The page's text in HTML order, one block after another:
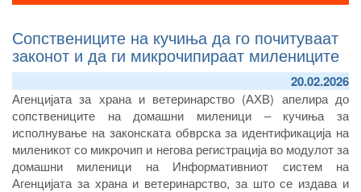
Сопствениците на кучиња да го почитуваат
законот и да ги микрочипираат милениците
20.02.2026
Агенцијата за храна и ветеринарство (АХВ) апелира до
сопствениците на домашни миленици – кучиња за
исполнување на законската обврска за идентификација на
миленикот со микрочип и негова регистрација во модулот за
домашни миленици на Информативниот систем на
Агенцијата за храна и ветеринарство, за што се издава и